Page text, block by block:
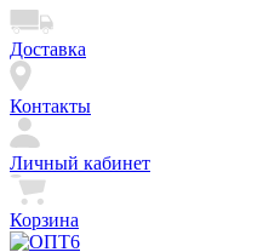
Доставка
Контакты
Личный кабинет
Корзина